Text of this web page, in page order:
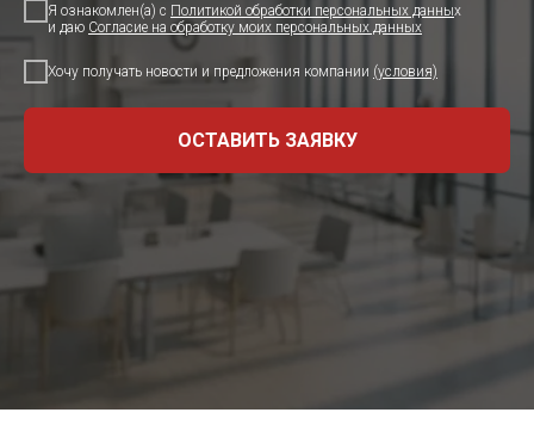
Я ознакомлен(а) с Политикой обработки персональных данных
и даю Согласие на обработку моих персональных данных
Хочу получать новости и предложения компании (условия)
ОСТАВИТЬ ЗАЯВКУ